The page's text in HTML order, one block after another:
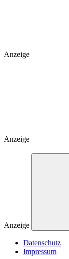
Anzeige
Anzeige
Anzeige
Datenschutz
Impressum